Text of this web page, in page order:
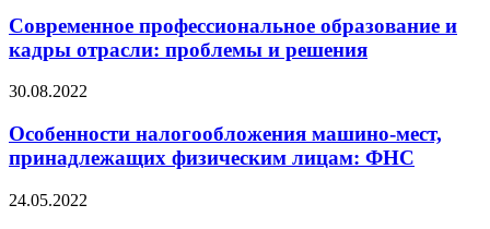
Современное профессиональное образование и
кадры отрасли: проблемы и решения
30.08.2022
Особенности налогообложения машино-мест,
принадлежащих физическим лицам: ФНС
24.05.2022